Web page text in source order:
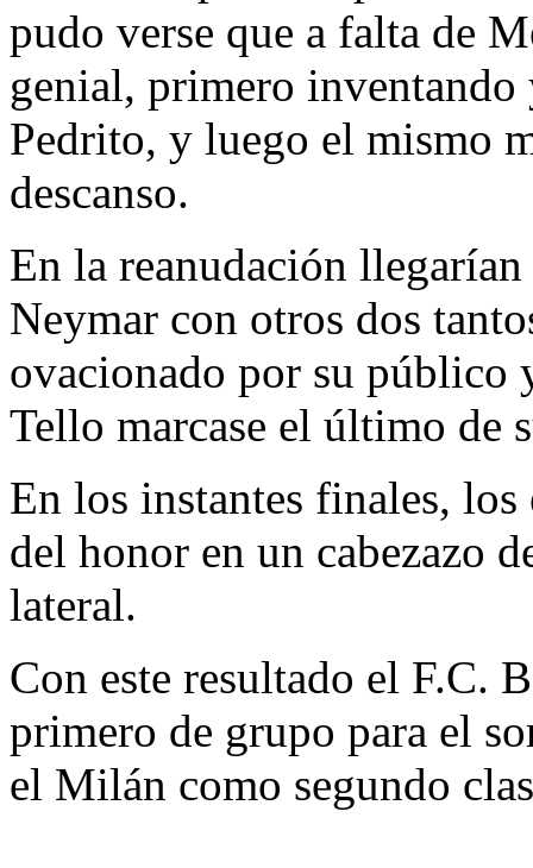
pudo verse que a falta de
genial, primero inventando
Pedrito, y luego el mismo
descanso.
En la reanudación
Neymar con otros dos
ovacionado por su público
Tello marcase el último de
En los instantes finales, los
del honor en un cabezazo
lateral.
Con este resultado el F.C.
primero de grupo para el
el Milán como segundo